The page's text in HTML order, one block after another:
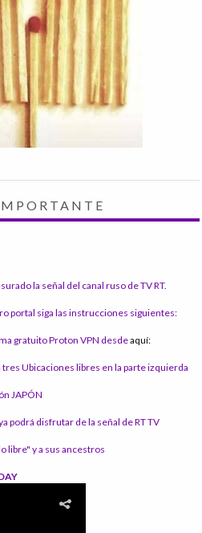
la señal del canal ruso de TV RT.
portal siga las instrucciones siguientes:
gratuito Proton VPN desdeaquí:
tres Ubicaciones libres en la parte izquierda
JAPÓN
podrá disfrutar de la señal de RT TV
libre" y a sus ancestros